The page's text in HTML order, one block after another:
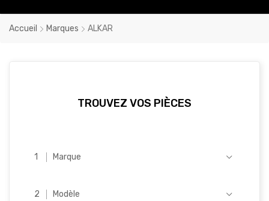
250DT D'ACHATS
Accueil Marques ALKAR
TROUVEZ VOS PIÈCES
Marque
Modèle